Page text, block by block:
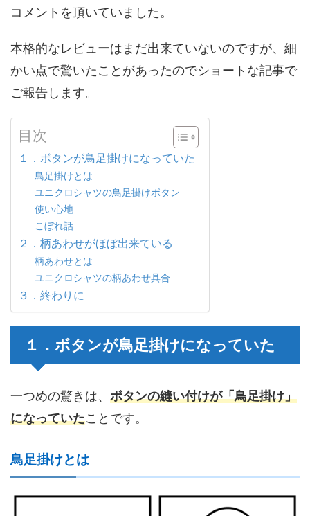
コメントを頂いていました。
本格的なレビューはまだ出来ていないのですが、細
かい点で驚いたことがあったのでショートな記事で
ご報告します。
目次
１．ボタンが鳥足掛けになっていた
鳥足掛けとは
ユニクロシャツの鳥足掛けボタン
使い心地
こぼれ話
２．柄あわせがほぼ出来ている
柄あわせとは
ユニクロシャツの柄あわせ具合
３．終わりに
１．ボタンが鳥足掛けになっていた
一つめの驚きは、 ボタンの縫い付けが「鳥足掛け」
になっていたことです。
鳥足掛けとは